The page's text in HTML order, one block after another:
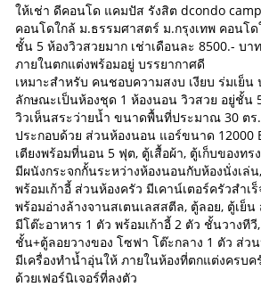
ให้เช่า ดีคอนโด แคมปัส รังสิต dcondo
คอนโดใกล้ ม.ธรรมศาสตร์ ม.กรุงเทพ คอนโด
ชั้น 5 ห้องวิวสวยมาก เช่าเดือนละ 8500.- บาท
ภายในตกแต่งพร้อมอยู่ บรรยากาศดี
เหมาะสำหรับ คนชอบความสงบ เงียบ ร่มเย็น
ลักษณะเป็นห้องชุด 1 ห้องนอน วิวสวย อยู่ชั้น
วิวเห็นสระว่ายน้ำ ขนาดพื้นที่ประมาณ 30 ตร
ประกอบด้วย ส่วนห้องนอน แอร์ขนาด 12000
เตียงพร้อมที่นอน 5 ฟุต, ตู้เสื้อผ้า, ตู้เก็บของทร
มีผนังกระจกกั้นระหว่างห้องนอนกับห้องนั่งเล่
พร้อมเก้าอี้ ส่วนห้องครัว มีเคาน์เตอร์ครัวสำเ
พร้อมอ่างล้างจานสเตนเลสสตีล, ตู้ลอย, ตู้เย็
มีโต๊ะอาหาร 1 ตัว พร้อมเก้าอี้ 2 ตัว ชั้นวางทีวี
ชั้น+ตู้ลอยวางของ โซฟา โต๊ะกลาง 1 ตัว ส่ว
มีเครื่องทำน้ำอุ่นให้ ภายในห้องที่ตกแต่งครบค
ด้วยเฟอร์นิเจอร์ที่ลงตัว